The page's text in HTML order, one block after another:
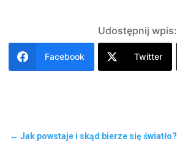
Udostępnij wpis:
Facebook Twitter
← Jak powstaje i skąd bierze się światło?